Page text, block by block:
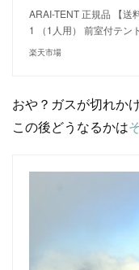
ARAI-TENT 正規品 【送
1 （1人用） 前室付テン
楽天市場
おや？ガスが切れか
この後どうなるかは